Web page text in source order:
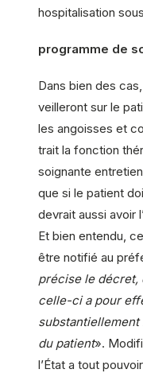
hospitalisation
programme de
Dans bien des
veilleront sur le
les angoisses et
trait la fonction
soignante
que si le patient
devrait aussi avoir
Et bien entendu,
être notifié au
précise le décret,
celle-ci a pour
du patient».
l’État a tout